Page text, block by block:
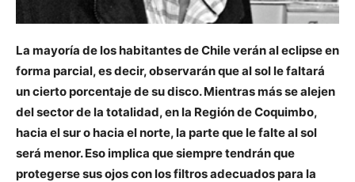
La mayoría de los habitantes de Chile verán al eclipse en
forma parcial, es decir, observarán que al sol le faltará
un cierto porcentaje de su disco. Mientras más se alejen
del sector de la totalidad, en la Región de Coquimbo,
hacia el sur o hacia el norte, la parte que le falte al sol
será menor. Eso implica que siempre tendrán que
protegerse sus ojos con los filtros adecuados para la